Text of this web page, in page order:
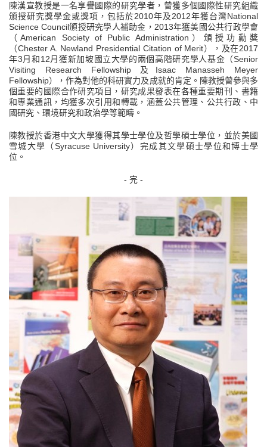
陳漢宣教授是一名享譽國際的研究學者，曾獲多個國際性研究組織
頒授研究獎學金或獎項，包括於2010年及2012年獲台灣National
Science Council頒授研究學人補助金，2013年獲美國公共行政學會
（American Society of Public Administration）頒授功勳獎
（Chester A. Newland Presidential Citation of Merit），及在2017
年3月和12月獲新加坡國立大學的兩個高階研究學人基金（Senior
Visiting Research Fellowship 及Isaac Manasseh Meyer
Fellowship），作為對他的科研實力及成就的肯定。陳教授曾參與多
個重要的國際合作研究項目，研究成果發表在各種重要期刊、書籍
和專業通訊，均獲多次引用和轉載，涵蓋公共管理、公共行政、中
國研究、環境研究和政治學等範疇。
陳教授於香港中文大學獲得其學士學位及哲學碩士學位，並於美國
雪城大學（Syracuse University）完成其文學碩士學位和博士學
位。
- 完 -